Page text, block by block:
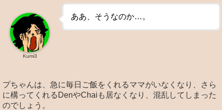
ああ、そうなのか…。
Kumi3
プちゃんは、急に毎日ご飯をくれるママがいなくなり、さら
に構ってくれるDenやChaiも居なくなり、混乱してしまった
のでしょう。